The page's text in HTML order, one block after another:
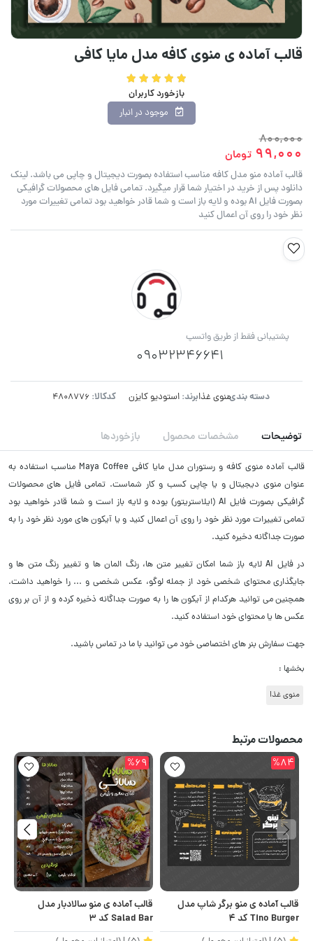
قالب آماده ی منوی کافه مدل مایا کافی
بازخورد کاربران
موجود در انبار
800,000
99,000 تومان
قالب آماده منو مدل کافه مناسب استفاده بصورت دیجیتال و چاپی می باشد. لینک
دانلود پس از خرید در اختیار شما قرار میگیرد. تمامی فایل های محصولات گرافیکی
بصورت فایل Ai بوده و لایه باز است و شما قادر خواهید بود تمامی تغییرات مورد
نظر خود را روی آن اعمال کنید
پشتیبانی فقط از طریق واتسپ
09032346641
دسته بندی:منوی غذابرند:استودیو کایزن کدکالا:
توضیحات مشخصات محصول بازخوردها
قالب آماده منوی کافه و رستوران مدل مایا کافی Maya Coffee مناسب استفاده به
عنوان منوی دیجیتال و یا چاپی کسب و کار شماست. تمامی فایل های محصولات
گرافیکی بصورت فایل Ai (ایلاستریتور) بوده و لایه باز است و شما قادر خواهید بود
تمامی تغییرات مورد نظر خود را روی آن اعمال کنید و یا آیکون های مورد نظر خود را به
صورت جداگانه دخیره کنید.
در فایل Ai لایه باز شما امکان تغییر متن ها، رنگ المان ها و تغییر رنگ متن ها و
جایگذاری محتوای شخصی خود از جمله لوگو، عکس شخصی و ... را خواهید داشت.
همچنین می توانید هرکدام از آیکون ها را به صورت جداگانه ذخیره کرده و از آن بر روی
عکس ها یا محتوای خود استفاده کنید.
جهت سفارش بنر های اختصاصی خود می توانید با ما در تماس باشید.
بخشها :
منوی غذا
محصولات مرتبط
%84
قالب آماده ی منو برگر شاپ مدل
Tino Burger کد ۴
%69
قالب آماده ی منو سالادبار مدل
Salad Bar کد ۳